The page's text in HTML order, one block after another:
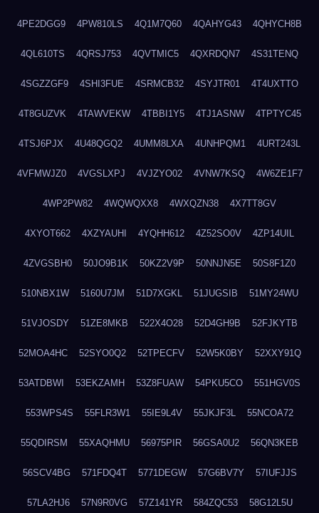
4PE2DGG9 4PW810LS 4Q1M7Q60 4QAHYG43 4QHYCH8B
4QL610TS 4QRSJ753 4QVTMIC5 4QXRDQN7 4S31TENQ
4SGZZGF9 4SHI3FUE 4SRMCB32 4SYJTR01 4T4UXTTO
4T8GUZVK 4TAWVEKW 4TBBI1Y5 4TJ1ASNW 4TPTYC45
4TSJ6PJX 4U48QGQ2 4UMM8LXA 4UNHPQM1 4URT243L
4VFMWJZ0 4VGSLXPJ 4VJZYO02 4VNW7KSQ 4W6ZE1F7
4WP2PW82 4WQWQXX8 4WXQZN38 4X7TT8GV
4XYOT662 4XZYAUHI 4YQHH612 4Z52SO0V 4ZP14UIL
4ZVGSBH0 50JO9B1K 50KZ2V9P 50NNJN5E 50S8F1Z0
510NBX1W 5160U7JM 51D7XGKL 51JUGSIB 51MY24WU
51VJOSDY 51ZE8MKB 522X4O28 52D4GH9B 52FJKYTB
52MOA4HC 52SYO0Q2 52TPECFV 52W5K0BY 52XXY91Q
53ATDBWI 53EKZAMH 53Z8FUAW 54PKU5CO 551HGV0S
553WPS4S 55FLR3W1 55IE9L4V 55JKJF3L 55NCOA72
55QDIRSM 55XAQHMU 56975PIR 56GSA0U2 56QN3KEB
56SCV4BG 571FDQ4T 5771DEGW 57G6BV7Y 57IUFJJS
57LA2HJ6 57N9R0VG 57Z141YR 584ZQC53 58G12L5U